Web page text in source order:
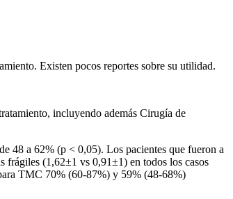
Existen pocos reportes sobre su utilidad.
incluyendo además Cirugía de
48 a 62% (p < 0,05). Los pacientes que fueron a
(1,62±1 vs 0,91±1) en todos los casos
TMC 70% (60-87%) y 59% (48-68%)